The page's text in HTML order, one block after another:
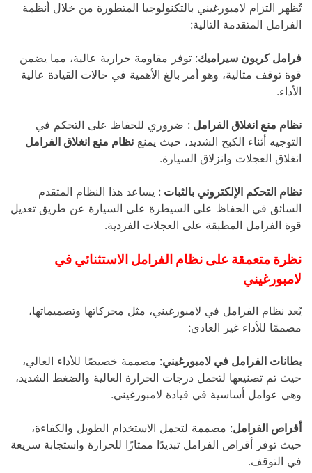
تُظهر التزام لامبورغيني بالتكنولوجيا المتطورة من خلال أنظمة
الفرامل المتقدمة التالية:
فرامل كربون سيراميك: توفر مقاومة حرارية عالية، مما يضمن
قوة توقف مثالية، وهو أمر بالغ الأهمية في حالات القيادة عالية
الأداء.
نظام منع انغلاق الفرامل : ضروري للحفاظ على التحكم في
التوجيه أثناء الكبح الشديد، حيث يمنع نظام منع انغلاق الفرامل
انغلاق العجلات وانزلاق السيارة.
نظام التحكم الإلكتروني بالثبات : يساعد هذا النظام المتقدم
السائق في الحفاظ على السيطرة على السيارة عن طريق تعديل
قوة الفرامل المطبقة على العجلات الفردية.
نظرة متعمقة على نظام الفرامل الاستثنائي في
لامبورغيني
يُعد نظام الفرامل في لامبورغيني، مثل محركاتها وتصميماتها،
مصممًا للأداء غير العادي:
بطانات الفرامل في لامبورغيني: مصممة خصيصًا للأداء العالي،
حيث تم تصنيعها لتحمل درجات الحرارة العالية والضغط الشديد،
وهي عوامل أساسية في قيادة لامبورغيني.
أقراص الفرامل: مصممة لتحمل الاستخدام الطويل والكفاءة،
حيث توفر أقراص الفرامل تبديدًا ممتازًا للحرارة واستجابة سريعة
في التوقف.